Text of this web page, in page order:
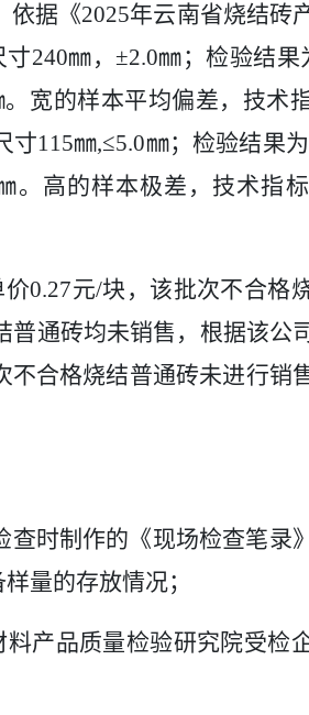
依据《2025年云南省烧结砖
寸240㎜，±2.0㎜；检验结果
。宽的样本平均偏差，技术
寸115㎜,≤5.0㎜；检验结果
。高的样本极差，技术指
价0.27元/块，该批次不合格
通砖均未销售，根据该公
合格烧结普通砖未进行销
时制作的《现场检查笔录
以及备样量的存放情况；
料产品质量检验研究院受检